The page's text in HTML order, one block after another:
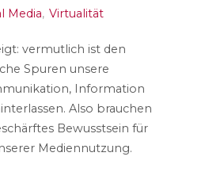
Media, Virtualität
vermutlich ist den
Spuren unsere
Information
Also brauchen
Bewusstsein für
Mediennutzung.